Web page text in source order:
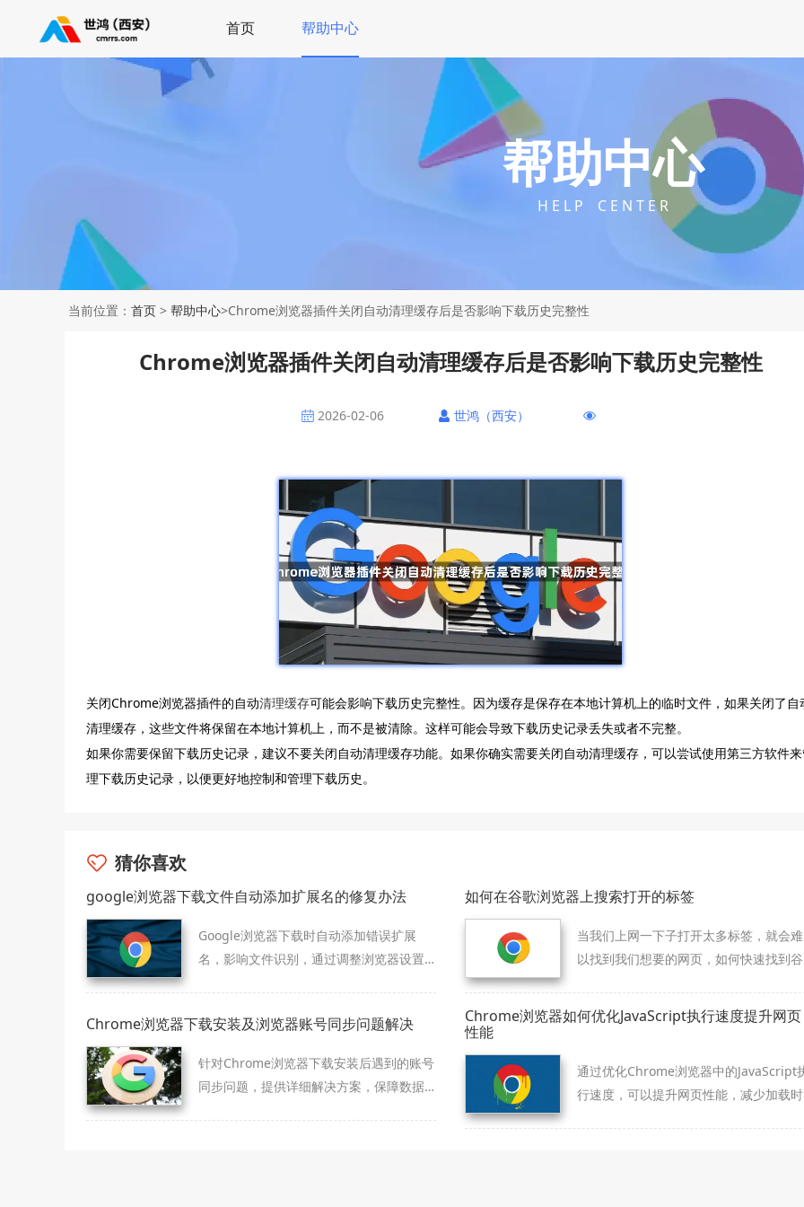
首页 帮助中心
帮助中心
H E L P C E N T E R
当前位置： 首页 > 帮助中心>Chrome浏览器插件关闭自动清理缓存后是否影响下载历史完整性
Chrome浏览器插件关闭自动清理缓存后是否影响下载历史完整性
2026-02-06 世鸿（西安）
关闭Chrome浏览器插件的自动清理缓存可能会影响下载历史完整性。因为缓存是保存在本地计算机上的临时文件，如果关闭了自
清理缓存，这些文件将保留在本地计算机上，而不是被清除。这样可能会导致下载历史记录丢失或者不完整。
如果你需要保留下载历史记录，建议不要关闭自动清理缓存功能。如果你确实需要关闭自动清理缓存，可以尝试使用第三方软件
理下载历史记录，以便更好地控制和管理下载历史。
猜你喜欢
google浏览器下载文件自动添加扩展名的修复办法
Google浏览器下载时自动添加错误扩展
名，影响文件识别，通过调整浏览器设置
如何在谷歌浏览器上搜索打开的标签
当我们上网一下子打开太多标签，就会难
以找到我们想要的网页，如何快速找到谷
Chrome浏览器下载安装及浏览器账号同步问题解决
针对Chrome浏览器下载安装后遇到的账号
同步问题，提供详细解决方案，保障数据
Chrome浏览器如何优化JavaScript执行速度提升网页
性能
通过优化Chrome浏览器中的JavaScript
行速度，可以提升网页性能，减少加载时